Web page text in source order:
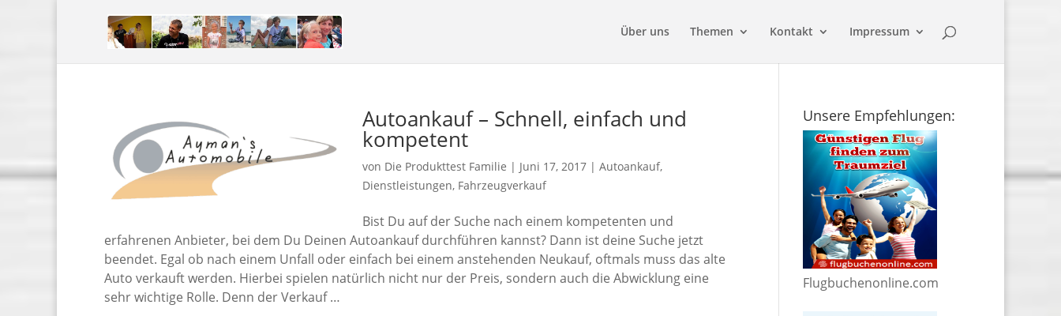
Über uns Themen Kontakt Impressum
Autoankauf – Schnell, einfach und
kompetent
von Die Produkttest Familie | Juni 17, 2017 |Autoankauf,
Dienstleistungen, Fahrzeugverkauf
Bist Du auf der Suche nach einem kompetenten und
erfahrenen Anbieter, bei dem Du Deinen Autoankauf durchführen kannst? Dann ist deine Suche jetzt
beendet. Egal ob nach einem Unfall oder einfach bei einem anstehenden Neukauf, oftmals muss das alte
Auto verkauft werden. Hierbei spielen natürlich nicht nur der Preis, sondern auch die Abwicklung eine
sehr wichtige Rolle. Denn der Verkauf …
Unsere Empfehlungen:
Flugbuchenonline.com